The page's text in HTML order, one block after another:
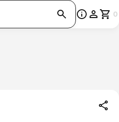
0